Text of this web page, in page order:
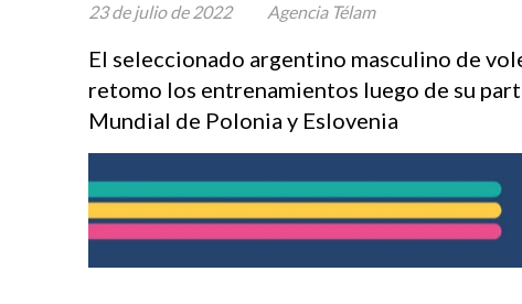
El seleccionado argentino masculino de
retomo los entrenamientos luego de su
Mundial de Polonia y Eslovenia
23 de julio de 2022 Agencia Télam